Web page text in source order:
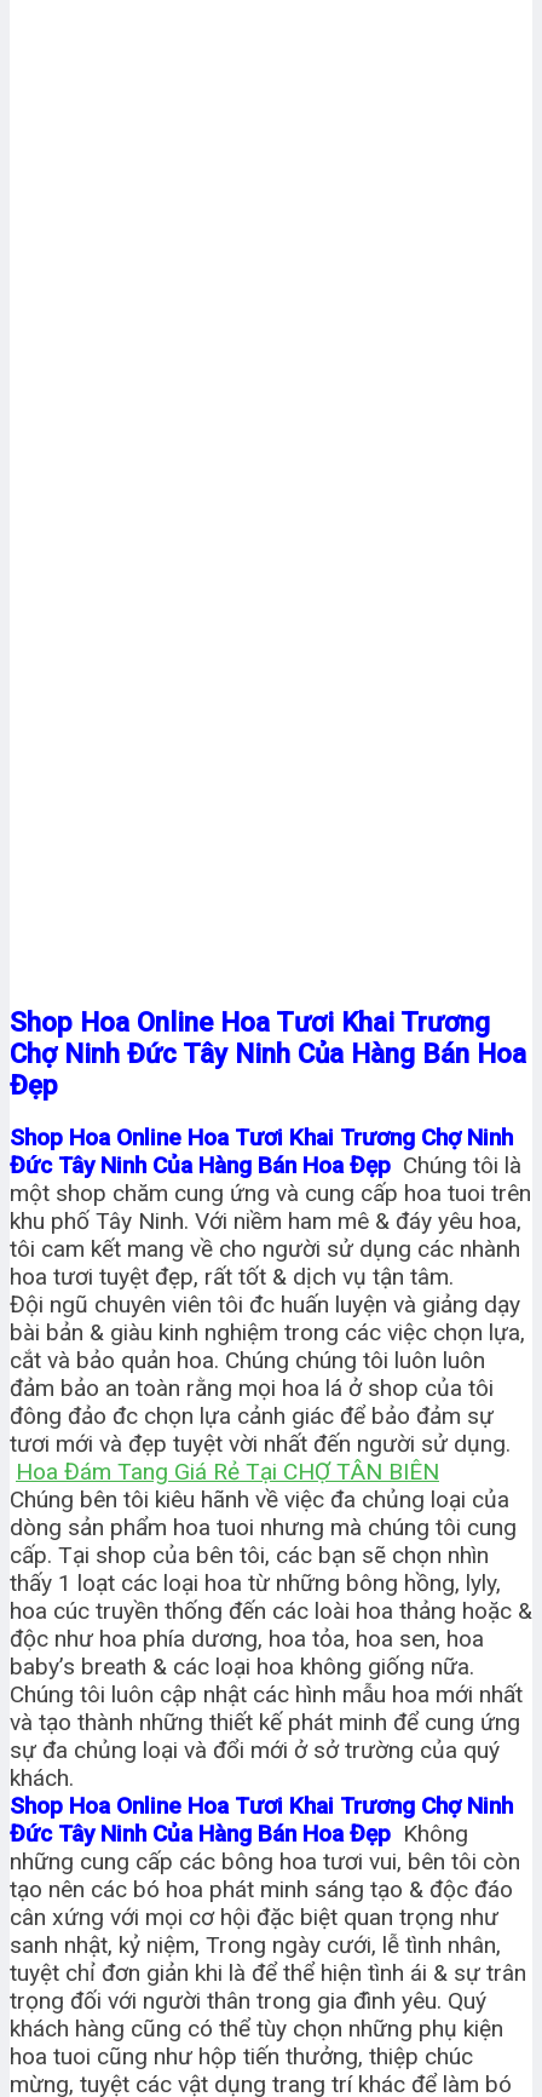
Shop Hoa Online Hoa Tươi Khai Trương
Chợ Ninh Đức Tây Ninh Của Hàng Bán Hoa
Đẹp
Shop Hoa Online Hoa Tươi Khai Trương Chợ Ninh
Đức Tây Ninh Của Hàng Bán Hoa Đẹp Chúng tôi là
một shop chăm cung ứng và cung cấp hoa tuoi trên
khu phố Tây Ninh. Với niềm ham mê & đáy yêu hoa,
tôi cam kết mang về cho người sử dụng các nhành
hoa tươi tuyệt đẹp, rất tốt & dịch vụ tận tâm.
Đội ngũ chuyên viên tôi đc huấn luyện và giảng dạy
bài bản & giàu kinh nghiệm trong các việc chọn lựa,
cắt và bảo quản hoa. Chúng chúng tôi luôn luôn
đảm bảo an toàn rằng mọi hoa lá ở shop của tôi
đông đảo đc chọn lựa cảnh giác để bảo đảm sự
tươi mới và đẹp tuyệt vời nhất đến người sử dụng.
Hoa Đám Tang Giá Rẻ Tại CHỢ TÂN BIÊN
Chúng bên tôi kiêu hãnh về việc đa chủng loại của
dòng sản phẩm hoa tuoi nhưng mà chúng tôi cung
cấp. Tại shop của bên tôi, các bạn sẽ chọn nhìn
thấy 1 loạt các loại hoa từ những bông hồng, lyly,
hoa cúc truyền thống đến các loài hoa thảng hoặc &
độc như hoa phía dương, hoa tỏa, hoa sen, hoa
baby’s breath & các loại hoa không giống nữa.
Chúng tôi luôn cập nhật các hình mẫu hoa mới nhất
và tạo thành những thiết kế phát minh để cung ứng
sự đa chủng loại và đổi mới ở sở trường của quý
khách.
Shop Hoa Online Hoa Tươi Khai Trương Chợ Ninh
Đức Tây Ninh Của Hàng Bán Hoa Đẹp Không
những cung cấp các bông hoa tươi vui, bên tôi còn
tạo nên các bó hoa phát minh sáng tạo & độc đáo
cân xứng với mọi cơ hội đặc biệt quan trọng như
sanh nhật, kỷ niệm, Trong ngày cưới, lễ tình nhân,
tuyệt chỉ đơn giản khi là để thể hiện tình ái & sự trân
trọng đối với người thân trong gia đình yêu. Quý
khách hàng cũng có thể tùy chọn những phụ kiện
hoa tuoi cũng như hộp tiến thưởng, thiệp chúc
mừng, tuyệt các vật dụng trang trí khác để làm bó